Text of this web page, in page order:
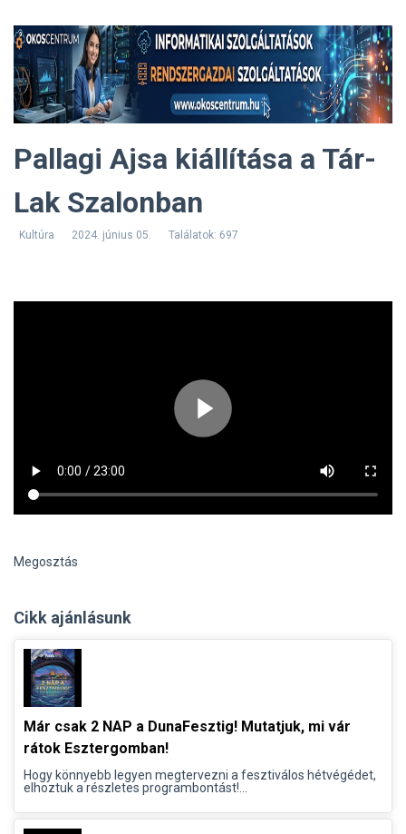
Pallagi Ajsa kiállítása a Tár-
Lak Szalonban
Kultúra 2024. június 05. Találatok: 697
Megosztás
Cikk ajánlásunk
Már csak 2 NAP a DunaFesztig! Mutatjuk, mi vár
rátok Esztergomban!
Hogy könnyebb legyen megtervezni a fesztiválos hétvégédet,
elhoztuk a részletes programbontást!...